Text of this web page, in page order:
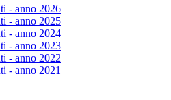
- anno 2026
- anno 2025
- anno 2024
- anno 2023
- anno 2022
- anno 2021